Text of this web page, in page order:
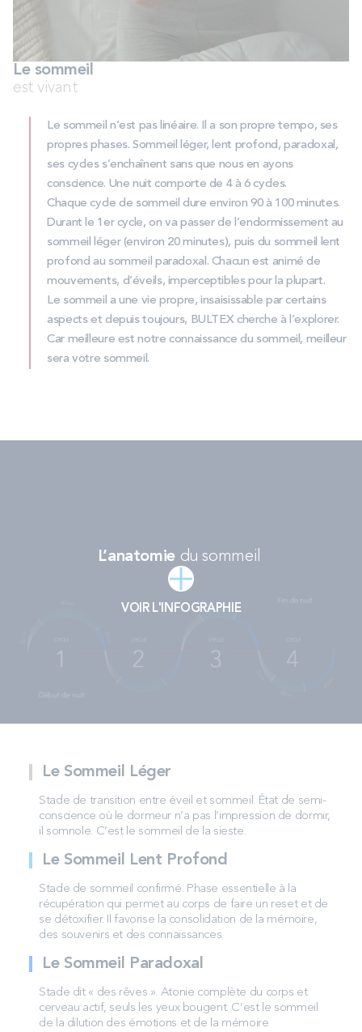
PROMOS
Technologie bultex
Nos engagements
Storelocator
ContactMon compte
Le sommeil
est vivant
Le sommeil n’est pas linéaire. Il a son propre tempo, ses
propres phases. Sommeil léger, lent profond, paradoxal,
ses cycles s’enchaînent sans que nous en ayons
conscience. Une nuit comporte de 4 à 6 cycles.
Chaque cycle de sommeil dure environ 90 à 100 minutes.
Durant le 1er cycle, on va passer de l’endormissement au
sommeil léger (environ 20 minutes), puis du sommeil lent
profond au sommeil paradoxal. Chacun est animé de
mouvements, d’éveils, imperceptibles pour la plupart.
Le sommeil a une vie propre, insaisissable par certains
aspects et depuis toujours, BULTEX cherche à l’explorer.
Car meilleure est notre connaissance du sommeil, meilleur
sera votre sommeil.
L’anatomie du sommeil
VOIR L'INFOGRAPHIE
Le Sommeil Léger
Stade de transition entre éveil et sommeil. État de semi-
conscience où le dormeur n’a pas l’impression de dormir,
il somnole. C’est le sommeil de la sieste.
Le Sommeil Lent Profond
Stade de sommeil confirmé. Phase essentielle à la
récupération qui permet au corps de faire un reset et de
se détoxifier. Il favorise la consolidation de la mémoire,
des souvenirs et des connaissances.
Le Sommeil Paradoxal
Stade dit « des rêves ». Atonie complète du corps et
cerveau actif, seuls les yeux bougent. C’est le sommeil
de la dilution des émotions et de la mémoire